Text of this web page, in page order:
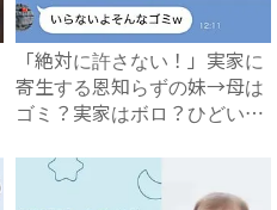
「絶対に許さない！」実家に
寄生する恩知らずの妹→母は
ゴミ？実家はボロ？ひどい悪